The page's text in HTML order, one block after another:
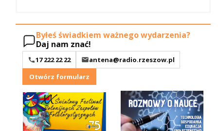
Byłeś świadkiem ważnego wydarzenia?
Daj nam znać!
17 222 22 22
antena@radio.rzeszow.pl
Otwórz formularz